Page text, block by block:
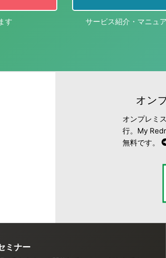
す サービス紹介・マニュ
オン
オンプレミ
行。My
無料です。
ミナー